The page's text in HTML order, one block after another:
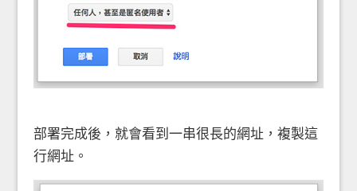
部署完成後，就會看到一串很長的網址，複製這
行網址。